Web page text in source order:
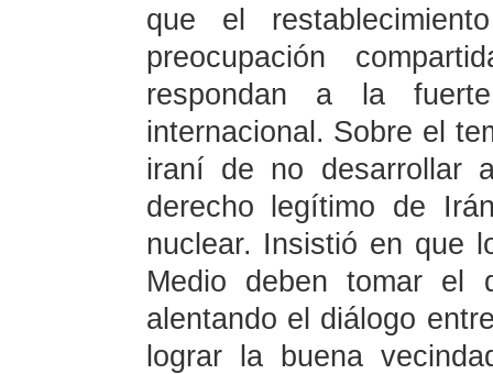
que el
preocupación
respondan a la
internacional. Sobre el
iraní de no desarrollar
derecho legítimo de
nuclear. Insistió en que
Medio deben tomar el
alentando el diálogo
lograr la buena